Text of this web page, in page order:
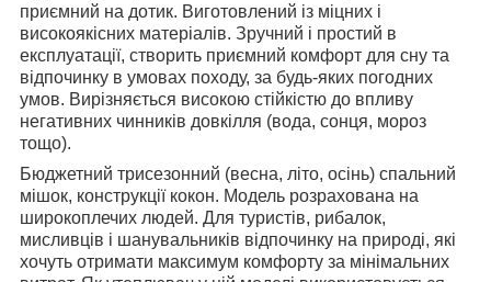
приємний на дотик. Виготовлений із міцних і
високоякісних матеріалів. Зручний і простий в
експлуатації, створить приємний комфорт для сну та
відпочинку в умовах походу, за будь-яких погодних
умов. Вирізняється високою стійкістю до впливу
негативних чинників довкілля (вода, сонця, мороз
тощо).
Бюджетний трисезонний (весна, літо, осінь) спальний
мішок, конструкції кокон. Модель розрахована на
широкоплечих людей. Для туристів, рибалок,
мисливців і шанувальників відпочинку на природі, які
хочуть отримати максимум комфорту за мінімальних